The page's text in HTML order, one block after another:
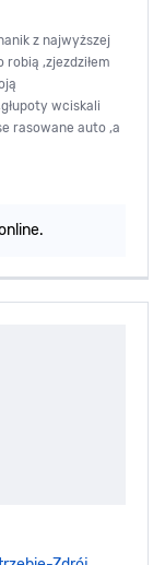
z najwyższej
robią ,zjezdziłem
wciskali
rasowane auto ,a